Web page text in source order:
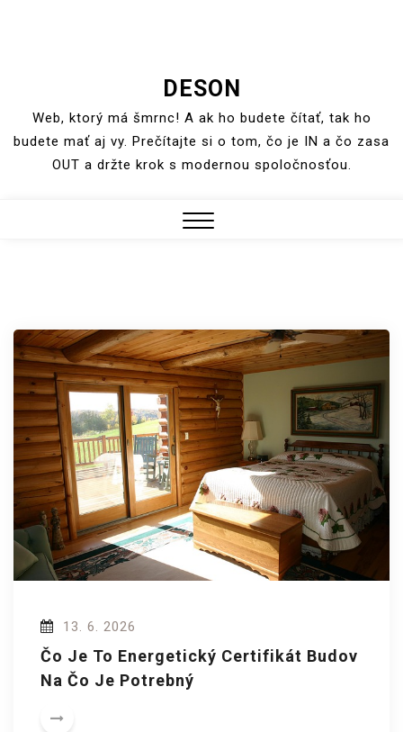
DESON
Web, ktorý má šmrnc! A ak ho budete čítať, tak ho
budete mať aj vy. Prečítajte si o tom, čo je IN a čo zasa
OUT a držte krok s modernou spoločnosťou.
13. 6. 2026
Čo Je To Energetický Certifikát Budov
Na Čo Je Potrebný